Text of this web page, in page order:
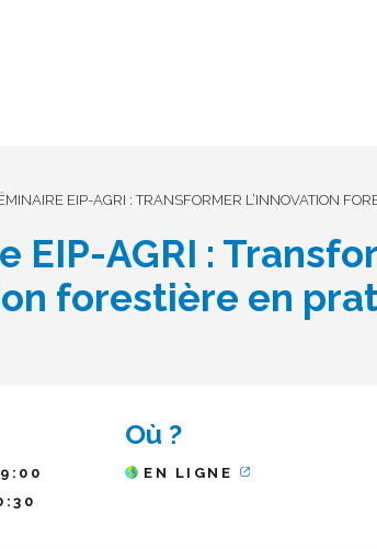
EIP-AGRI : TRANSFORMER L’INNOVATION
EIP-AGRI :
forestière en
Où ?
EN LIGNE